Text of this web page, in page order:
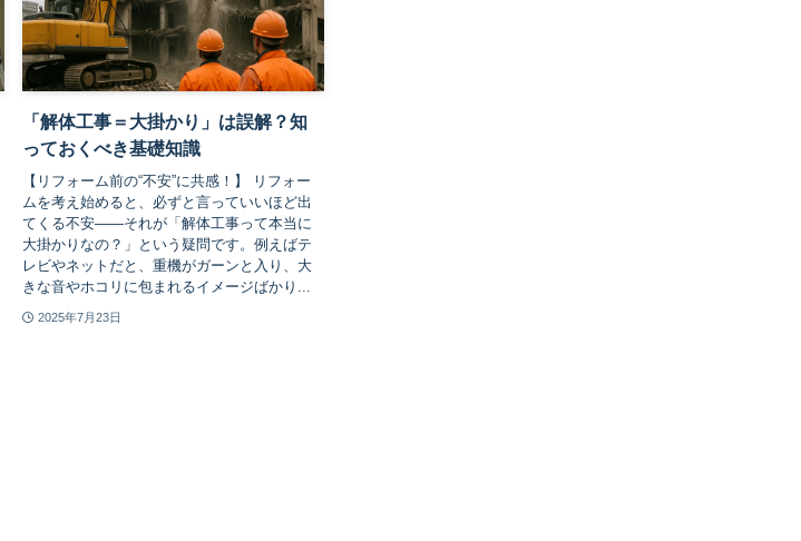
「解体工事＝大掛かり」は誤解？知
っておくべき基礎知識
【リフォーム前の“不安”に共感！】 リフォー
ムを考え始めると、必ずと言っていいほど出
てくる不安――それが「解体工事って本当に
大掛かりなの？」という疑問です。例えばテ
レビやネットだと、重機がガーンと入り、大
きな音やホコリに包まれるイメージばかり...
2025年7月23日